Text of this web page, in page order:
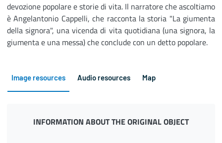
devozione popolare e storie di vita. Il narratore che ascoltiamo
è Angelantonio Cappelli, che racconta la storia "La giumenta
della signora", una vicenda di vita quotidiana (una signora, la
giumenta e una messa) che conclude con un detto popolare.
Image resources Audio resources Map
INFORMATION ABOUT THE ORIGINAL OBJECT